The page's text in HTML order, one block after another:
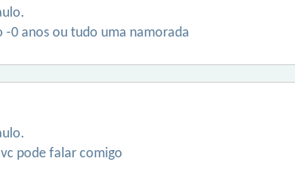
-0 anos ou tudo uma namorada
pode falar comigo